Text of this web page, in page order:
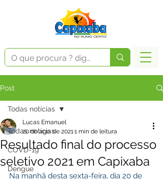
Post
Todas notícias
COVD-19
Dengue
Todas notícias
Resultado final do processo
seletivo 2021 em Capixaba
Lucas Emanuel
20 de ago. de 20211 min de leitura
Na manhã desta sexta-feira, dia 20 de